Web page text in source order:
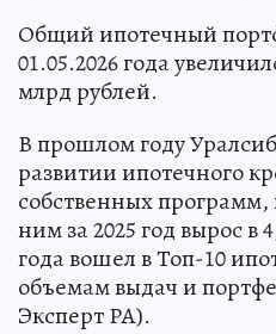
Общий ипотечный
01.05.2026 года
млрд рублей.
В прошлом году
развитии ипотечного
собственных программ,
ним за 2025 год вырос в
года вошел в Топ-10
объемам выдач и
Эксперт РА).